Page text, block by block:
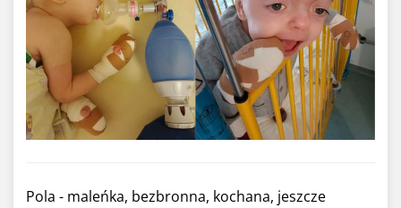
Pola - maleńka, bezbronna, kochana, jeszcze